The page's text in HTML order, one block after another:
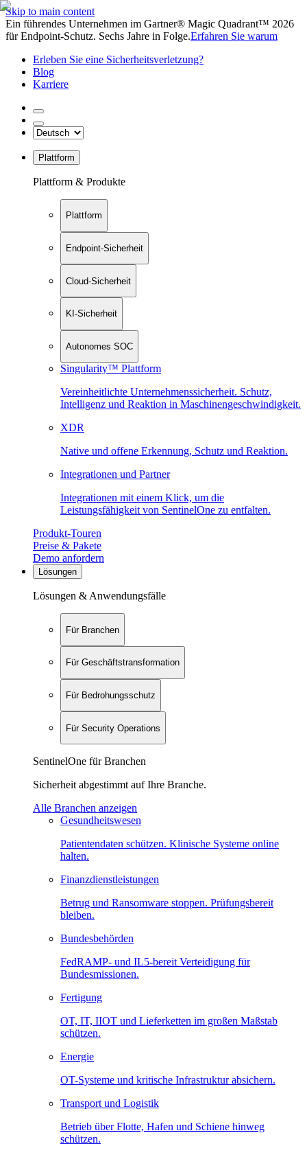
Skip to main content
Ein führendes Unternehmen im Gartner® Magic Quadrant™ 2026
für Endpoint-Schutz. Sechs Jahre in Folge.Erfahren Sie warum
Erleben Sie eine Sicherheitsverletzung?
Blog
Karriere
Plattform
Plattform & Produkte
Plattform
Endpoint-Sicherheit
Cloud-Sicherheit
KI-Sicherheit
Autonomes SOC
Singularity™ Plattform
Vereinheitlichte Unternehmenssicherheit. Schutz,
Intelligenz und Reaktion in Maschinen­geschwindigkeit.
XDR
Native und offene Erkennung, Schutz und Reaktion.
Integrationen und Partner
Integrationen mit einem Klick, um die
Leistungsfähigkeit von SentinelOne zu entfalten.
Produkt-Touren
Preise & Pakete
Demo anfordern
Lösungen
Lösungen & Anwendungsfälle
Für Branchen
Für Geschäftstransformation
Für Bedrohungsschutz
Für Security Operations
SentinelOne für Branchen
Sicherheit abgestimmt auf Ihre Branche.
Alle Branchen anzeigen
Gesundheitswesen
Patientendaten schützen. Klinische Systeme online
halten.
Finanzdienstleistungen
Betrug und Ransomware stoppen. Prüfungsbereit
bleiben.
Bundesbehörden
FedRAMP- und IL5-bereit Verteidigung für
Bundesmissionen.
Fertigung
OT, IT, IIOT und Lieferketten im großen Maßstab
schützen.
Energie
OT-Systeme und kritische Infrastruktur absichern.
Transport und Logistik
Betrieb über Flotte, Hafen und Schiene hinweg
schützen.